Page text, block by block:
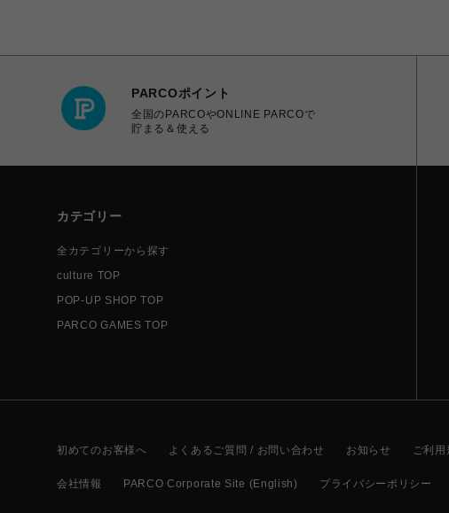
PARCOポイント
全国のPARCOやONLINE PARCOで
貯まる＆使える
カテゴリー
全カテゴリーから探す
culture TOP
POP-UP SHOP TOP
PARCO GAMES TOP
初めてのお客様へ よくあるご質問 / お問い合わせ お知らせ ご利用
会社情報 PARCO Corporate Site (English) プライバシーポリシー